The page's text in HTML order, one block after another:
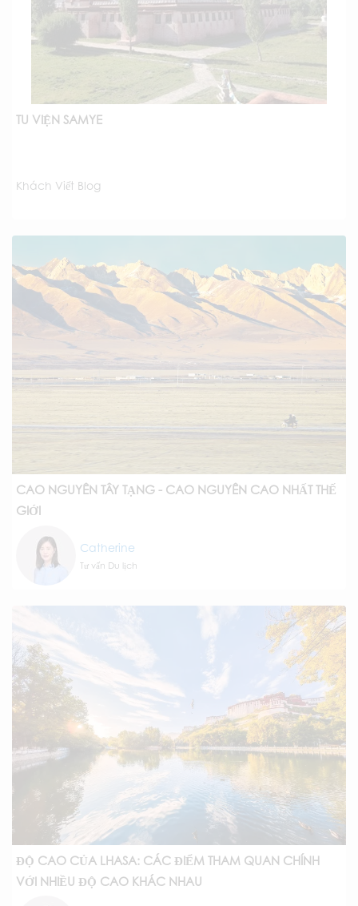
TU VIỆN SAMYE
Khách Viết Blog
CAO NGUYÊN TÂY TẠNG - CAO NGUYÊN CAO NHẤT THẾ
GIỚI
Catherine
Tư vấn Du lịch
ĐỘ CAO CỦA LHASA: CÁC ĐIỂM THAM QUAN CHÍNH
VỚI NHIỀU ĐỘ CAO KHÁC NHAU